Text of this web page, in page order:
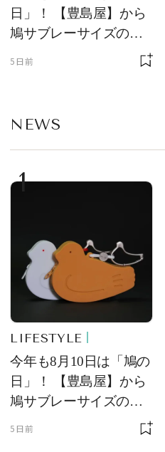
日」！ 【豊島屋】から
鳩サブレーサイズのポ
ーチ「はとっこ」を限
5日前
NEWS
1
LIFESTYLE
今年も8月10日は「鳩の
日」！ 【豊島屋】から
鳩サブレーサイズのポ
ーチ「はとっこ」を限
5日前